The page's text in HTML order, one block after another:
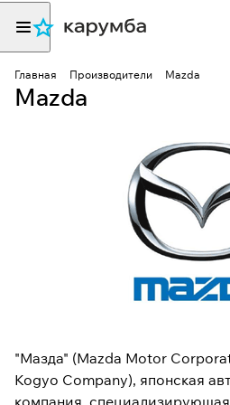
Главная Производители Mazda
Mazda
"Мазда" (Mazda Motor
Kogyo Company), японская
компания,